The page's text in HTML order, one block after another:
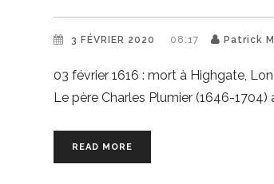
3 FÉVRIER 2020 08:17 Patrick
03 février 1616 : mort à Highgate,
Le père Charles Plumier (1646-
READ MORE